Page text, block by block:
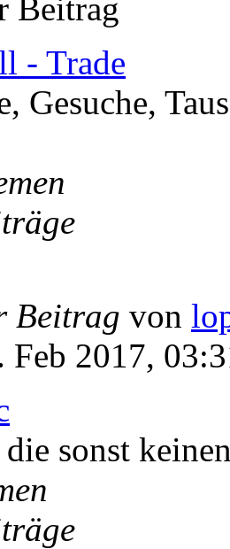
Beitrag
- Trade
Gesuche,
Beitrag von
Feb 2017,
sonst